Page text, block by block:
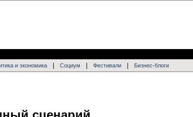
и экономика Социум Фестивали Бизнес-блоги